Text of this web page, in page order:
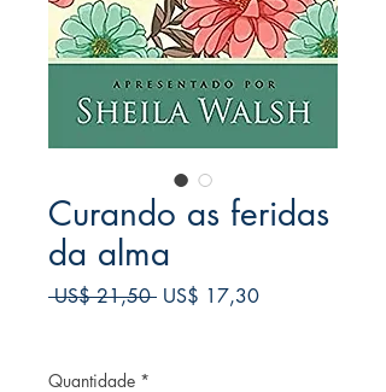
Curando as feridas
da alma
US$ 21,50 Preço
US$ 17,30Preço
Quantidade *